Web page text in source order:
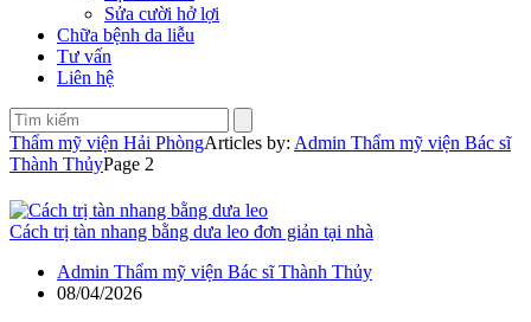
Sửa cười hở lợi
Chữa bệnh da liễu
Tư vấn
Liên hệ
Thẩm mỹ viện Hải PhòngArticles by: Admin Thẩm mỹ viện Bác sĩ
Thành ThủyPage 2
Cách trị tàn nhang bằng dưa leo đơn giản tại nhà
Admin Thẩm mỹ viện Bác sĩ Thành Thủy
08/04/2026